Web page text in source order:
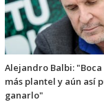
Alejandro Balbi:
más plantel y aún así
ganarlo"